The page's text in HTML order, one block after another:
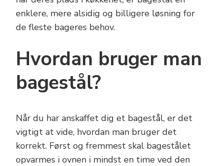
enklere, mere alsidig og billigere løsning for
de fleste bageres behov.
Hvordan bruger man
bagestål?
Når du har anskaffet dig et bagestål, er det
vigtigt at vide, hvordan man bruger det
korrekt. Først og fremmest skal bagestålet
opvarmes i ovnen i mindst en time ved den